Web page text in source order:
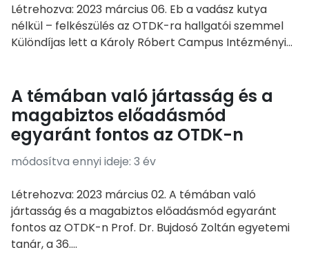
Létrehozva: 2023 március 06. Eb a vadász kutya
nélkül – felkészülés az OTDK-ra hallgatói szemmel
Különdíjas lett a Károly Róbert Campus Intézményi...
A témában való jártasság és a
magabiztos előadásmód
egyaránt fontos az OTDK-n
módosítva ennyi ideje: 3 év
Létrehozva: 2023 március 02. A témában való
jártasság és a magabiztos előadásmód egyaránt
fontos az OTDK-n Prof. Dr. Bujdosó Zoltán egyetemi
tanár, a 36....